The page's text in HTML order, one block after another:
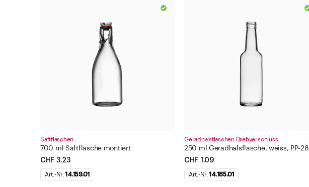
Saftflaschen
700 ml Saftflasche montiert
CHF 3.23
Art.-Nr.14.159.01
Geradhalsflaschen Drehverschluss
250 ml Geradhalsflasche, weiss, PP-28
CHF 1.09
Art.-Nr.14.185.01